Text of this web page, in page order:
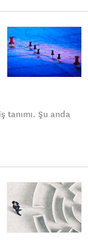
tanımı. Şu anda